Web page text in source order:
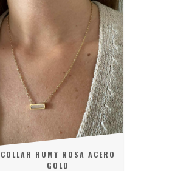
COLLAR RUMY ROSA ACERO
GOLD